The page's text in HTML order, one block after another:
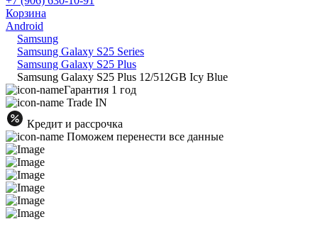
Корзина
Android
Samsung
Samsung Galaxy S25 Series
Samsung Galaxy S25 Plus
Samsung Galaxy S25 Plus 12/512GB Icy Blue
Гарантия 1 год
Trade IN
Кредит и рассрочка
Поможем перенести все данные